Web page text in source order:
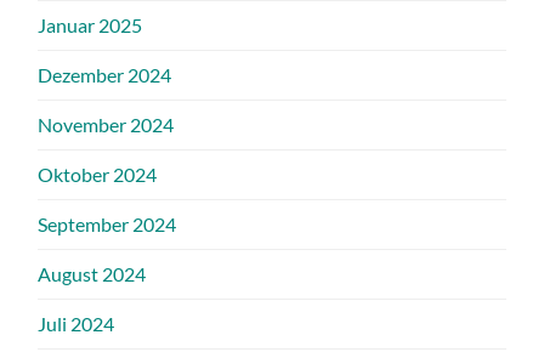
Januar 2025
Dezember 2024
November 2024
Oktober 2024
September 2024
August 2024
Juli 2024